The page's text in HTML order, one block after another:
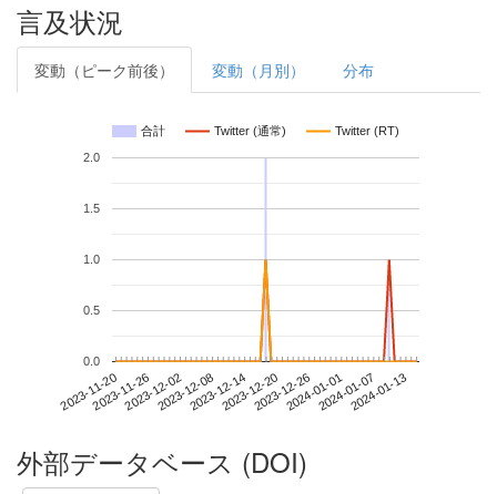
言及状況
変動（ピーク前後） 変動（月別） 分布
合計 Twitter (通常) Twitter (RT)
2023-11-202023-11-262023-12-022023-12-082023-12-142023-12-202023-12-262024-01-012024-01-072024-01-13
0.0
0.5
1.0
1.5
2.0
外部データベース (DOI)